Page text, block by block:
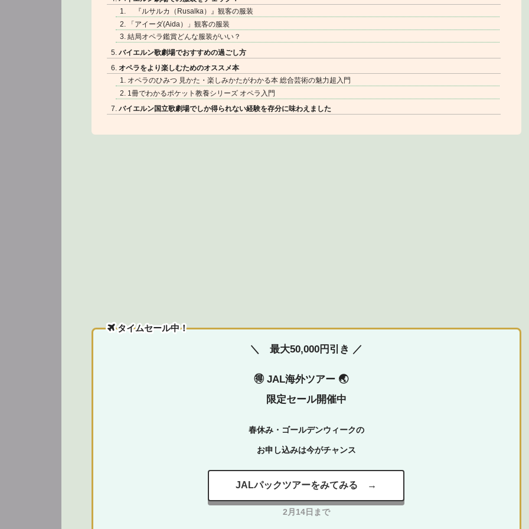
『ルサルカ（Rusalka）』観客の服装
「アイーダ(Aida）」観客の服装
結局オペラ鑑賞どんな服装がいい？
バイエルン歌劇場でおすすめの過ごし方
オペラをより楽しむためのオススメ本
オペラのひみつ 見かた・楽しみかたがわかる本 総合芸術の魅力超入門
1冊でわかるポケット教養シリーズ オペラ入門
バイエルン国立歌劇場でしか得られない経験を存分に味わえました
タイムセール中！
＼ 最大50,000円引き ／
🉐 JAL海外ツアー 🌏
限定セール開催中
春休み・ゴールデンウィークの
お申し込みは今がチャンス
JALパックツアーをみてみる →
2月14日まで